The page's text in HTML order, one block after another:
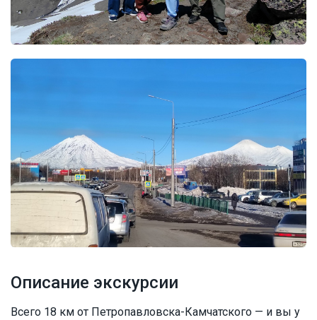
Описание экскурсии
Всего 18 км от Петропавловска-Камчатского — и вы у